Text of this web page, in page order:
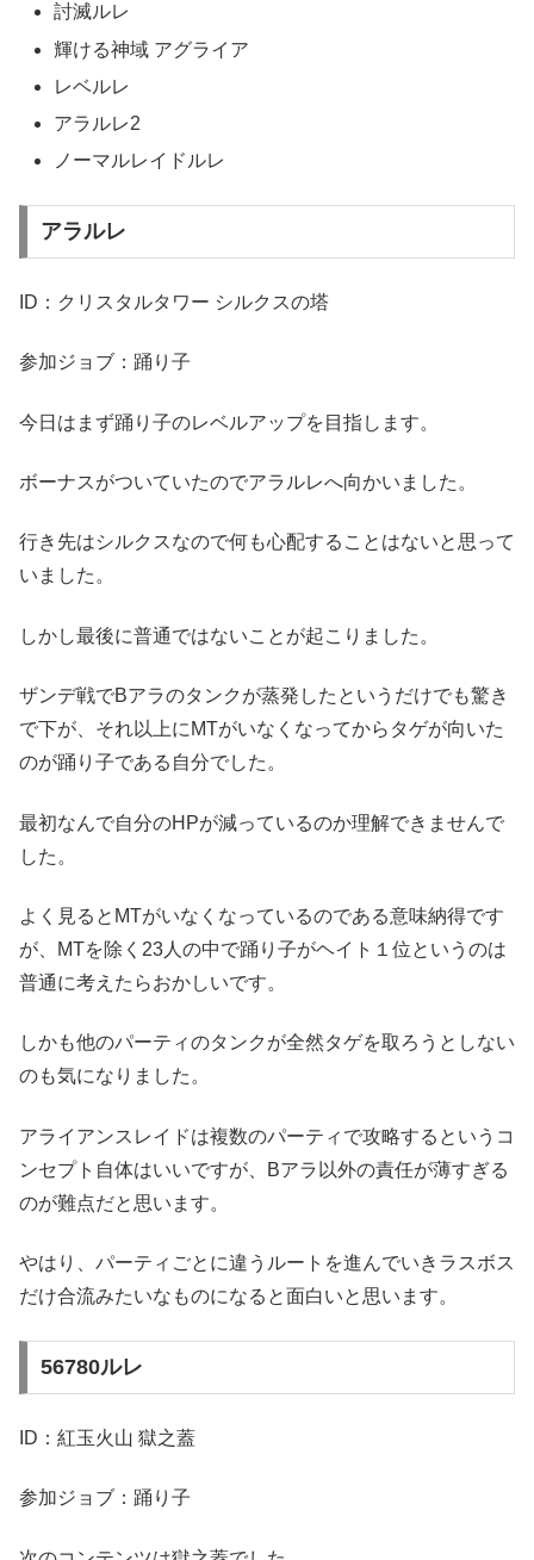
討滅ルレ
輝ける神域 アグライア
レベルレ
アラルレ2
ノーマルレイドルレ
アラルレ
ID：クリスタルタワー シルクスの塔
参加ジョブ：踊り子
今日はまず踊り子のレベルアップを目指します。
ボーナスがついていたのでアラルレへ向かいました。
行き先はシルクスなので何も心配することはないと思って
いました。
しかし最後に普通ではないことが起こりました。
ザンデ戦でBアラのタンクが蒸発したというだけでも驚き
で下が、それ以上にMTがいなくなってからタゲが向いた
のが踊り子である自分でした。
最初なんで自分のHPが減っているのか理解できませんで
した。
よく見るとMTがいなくなっているのである意味納得です
が、MTを除く23人の中で踊り子がヘイト１位というのは
普通に考えたらおかしいです。
しかも他のパーティのタンクが全然タゲを取ろうとしない
のも気になりました。
アライアンスレイドは複数のパーティで攻略するというコ
ンセプト自体はいいですが、Bアラ以外の責任が薄すぎる
のが難点だと思います。
やはり、パーティごとに違うルートを進んでいきラスボス
だけ合流みたいなものになると面白いと思います。
56780ルレ
ID：紅玉火山 獄之蓋
参加ジョブ：踊り子